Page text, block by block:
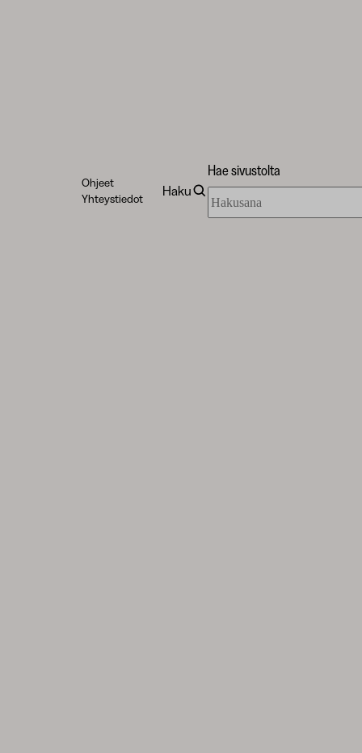
Ohjeet
Yhteystiedot
Haku
Hae sivustolta
sivustolta